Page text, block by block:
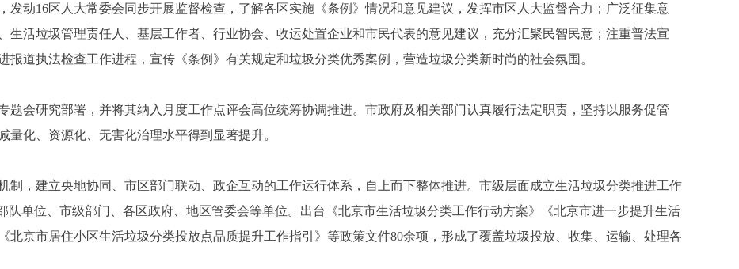
发动16区人大常委会同步开展监督检查，了解各区实施《条例》情况和意见建议，发挥市区人大监督合力；广泛征集意
生活垃圾管理责任人、基层工作者、行业协会、收运处置企业和市民代表的意见建议，充分汇聚民智民意；注重普法宣
道执法检查工作进程，宣传《条例》有关规定和垃圾分类优秀案例，营造垃圾分类新时尚的社会氛围。
会研究部署，并将其纳入月度工作点评会高位统筹协调推进。市政府及相关部门认真履行法定职责，坚持以服务促管
化、资源化、无害化治理水平得到显著提升。
，建立央地协同、市区部门联动、政企互动的工作运行体系，自上而下整体推进。市级层面成立生活垃圾分类推进工作
队单位、市级部门、各区政府、地区管委会等单位。出台《北京市生活垃圾分类工作行动方案》《北京市进一步提升生活
北京市居住小区生活垃圾分类投放点品质提升工作指引》等政策文件80余项，形成了覆盖垃圾投放、收集、运输、处理各